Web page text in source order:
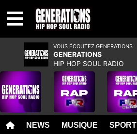
NEWS MUSIQUE SPORT
VOUS ÉCOUTEZ GENERATIONS
GENERATIONS
HIP HOP SOUL RADIO